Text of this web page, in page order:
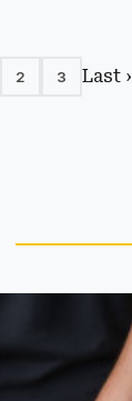
2 3 Last ›